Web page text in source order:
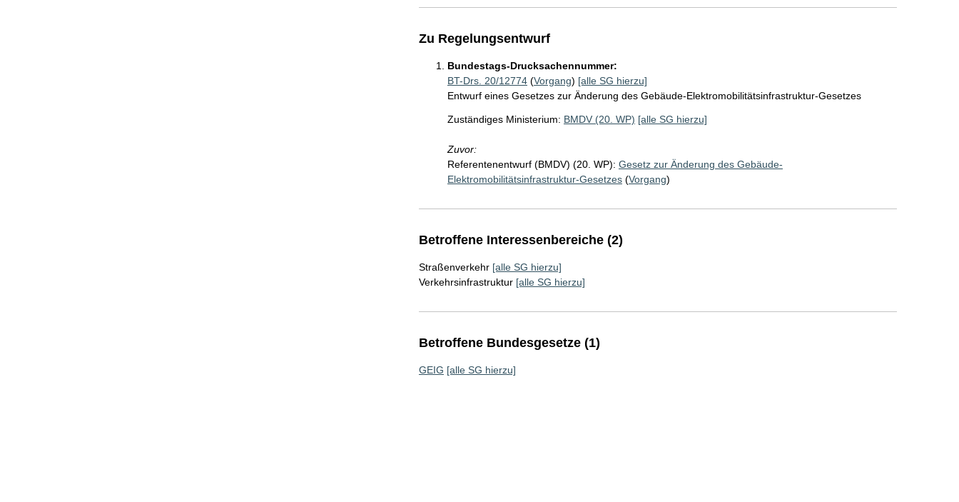
Zu Regelungsentwurf
Bundestags-Drucksachennummer:
BT-Drs. 20/12774(Vorgang) [alle SG hierzu]
Entwurf eines Gesetzes zur Änderung des Gebäude-Elektromobilitätsinfrastruktur-Gesetzes
Zuständiges Ministerium: BMDV (20. WP) [alle SG hierzu]
Zuvor:
Referentenentwurf (BMDV) (20. WP): Gesetz zur Änderung des Gebäude-
Elektromobilitätsinfrastruktur-Gesetzes(Vorgang)
Betroffene Interessenbereiche (2)
Straßenverkehr [alle SG hierzu]
Verkehrsinfrastruktur [alle SG hierzu]
Betroffene Bundesgesetze (1)
GEIG [alle SG hierzu]